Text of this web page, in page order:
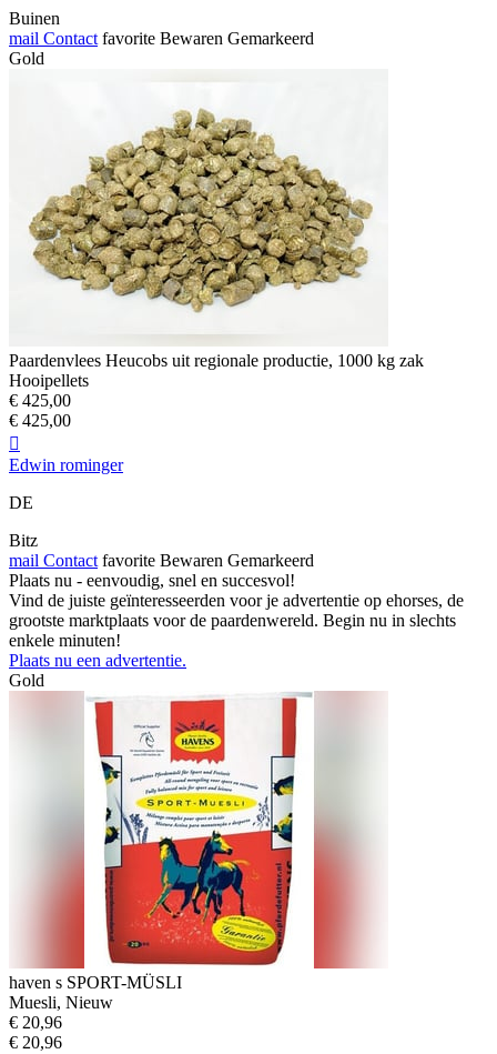
Buinen
mail Contact favorite Bewaren Gemarkeerd
Gold
Paardenvlees Heucobs uit regionale productie, 1000 kg zak
Hooipellets
€ 425,00
€ 425,00

Edwin rominger
DE
Bitz
mail Contact favorite Bewaren Gemarkeerd
Plaats nu - eenvoudig, snel en succesvol!
Vind de juiste geïnteresseerden voor je advertentie op ehorses, de
grootste marktplaats voor de paardenwereld. Begin nu in slechts
enkele minuten!
Plaats nu een advertentie.
Gold
haven s SPORT-MÜSLI
Muesli, Nieuw
€ 20,96
€ 20,96